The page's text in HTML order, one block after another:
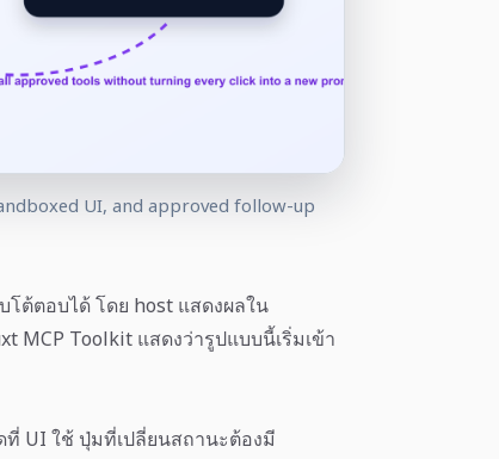
UI, and approved follow-up
โต้ตอบได้ โดย host แสดงผลใน
MCP Toolkit แสดงว่ารูปแบบนี้เริ่มเข้า
UI ใช้ ปุ่มที่เปลี่ยนสถานะต้องมี